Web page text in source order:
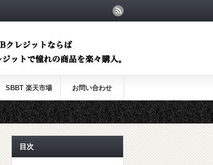
SBBT 楽天市場 お問い合わせ
目次